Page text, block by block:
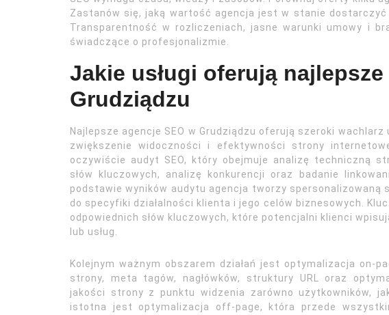
Zastanów się, jaką wartość agencja jest w stanie dostarczyć
Transparentność w rozliczeniach, jasne warunki umowy i
świadczące o profesjonalizmie.
Jakie usługi oferują
Grudziądzu
Najlepsze agencje SEO w Grudziądzu oferują szeroki wachlarz
zwiększenie widoczności i efektywności strony
oczywiście audyt SEO, który obejmuje analizę techniczną
słów kluczowych, analizę konkurencji oraz badanie
podstawie wyników audytu agencja tworzy spersonalizowaną
do specyfiki działalności klienta i jego celów biznesowych.
odpowiednich słów kluczowych, które potencjalni klienci
lub usług.
Kolejnym ważnym obszarem działań jest optymalizacja on-
strony, meta tagów, nagłówków, struktury URL oraz
jakości strony z punktu widzenia zarówno użytkowników,
istotna jest optymalizacja off-page, która przede